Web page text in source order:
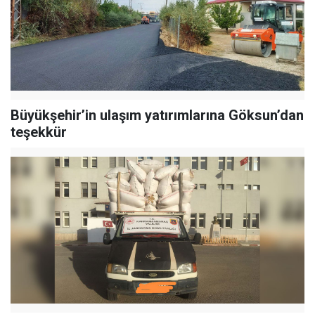
Büyükşehir’in ulaşım yatırımlarına Göksun’dan
teşekkür